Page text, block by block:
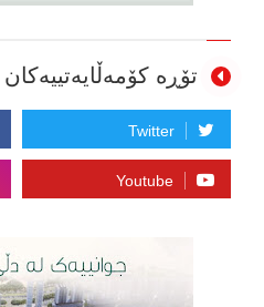
تۆڕە کۆمەڵایەتییەکان